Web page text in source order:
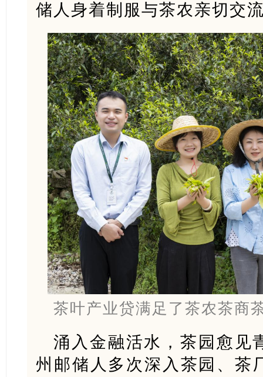
储人身着制服与茶农亲切交
茶叶产业贷满足了茶农茶商
涌入金融活水，茶园愈见
州邮储人多次深入茶园、茶